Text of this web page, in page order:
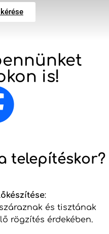
is!
telepítéskor?
:
és tisztának
rögzítés érdekében.